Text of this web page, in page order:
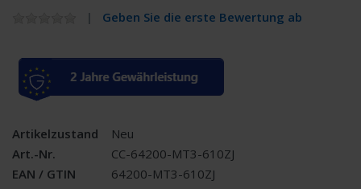
Geben Sie die erste Bewertung ab
Artikelzustand
Neu
Art.-Nr.
CC-64200-MT3-610ZJ
EAN / GTIN
64200-MT3-610ZJ